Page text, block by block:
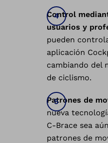
Control
usuarios y
pueden
aplicación
cambiando del
de ciclismo.
Patrones de
nueva
C-Brace sea
patrones de